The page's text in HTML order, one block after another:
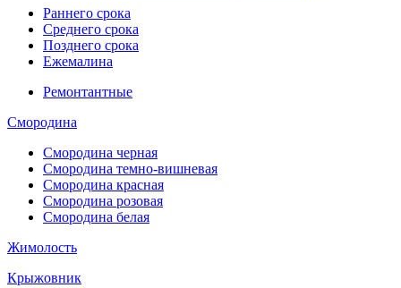
Раннего срока
Среднего срока
Позднего срока
Ежемалина
Ремонтантные
Смородина
Смородина черная
Смородина темно-вишневая
Смородина красная
Смородина розовая
Смородина белая
Жимолость
Крыжовник